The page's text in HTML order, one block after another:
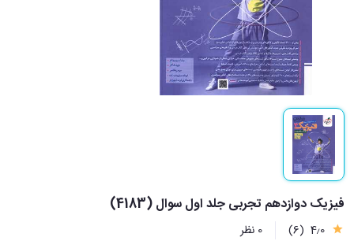
فیزیک دوازدهم تجربی جلد اول سوال (4183)
4٫0 (6) 0 نظر